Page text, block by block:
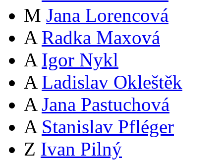
M Jana Lorencová
A Radka Maxová
A Igor Nykl
A Ladislav Okleštěk
A Jana Pastuchová
A Stanislav Pfléger
Z Ivan Pilný